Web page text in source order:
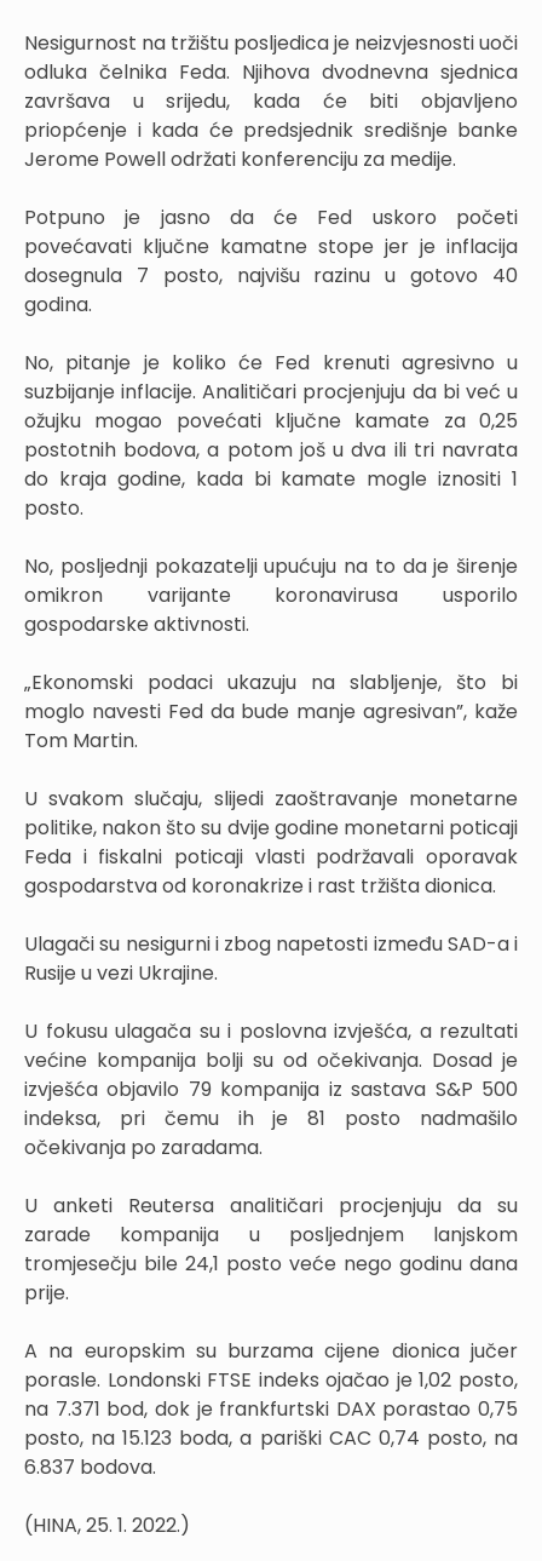
Nesigurnost na tržištu posljedica je neizvjesnosti uoči
odluka čelnika Feda. Njihova dvodnevna sjednica
završava u srijedu, kada će biti objavljeno
priopćenje i kada će predsjednik središnje banke
Jerome Powell održati konferenciju za medije.
Potpuno je jasno da će Fed uskoro početi
povećavati ključne kamatne stope jer je inflacija
dosegnula 7 posto, najvišu razinu u gotovo 40
godina.
No, pitanje je koliko će Fed krenuti agresivno u
suzbijanje inflacije. Analitičari procjenjuju da bi već u
ožujku mogao povećati ključne kamate za 0,25
postotnih bodova, a potom još u dva ili tri navrata
do kraja godine, kada bi kamate mogle iznositi 1
posto.
No, posljednji pokazatelji upućuju na to da je širenje
omikron varijante koronavirusa usporilo
gospodarske aktivnosti.
„Ekonomski podaci ukazuju na slabljenje, što bi
moglo navesti Fed da bude manje agresivan”, kaže
Tom Martin.
U svakom slučaju, slijedi zaoštravanje monetarne
politike, nakon što su dvije godine monetarni poticaji
Feda i fiskalni poticaji vlasti podržavali oporavak
gospodarstva od koronakrize i rast tržišta dionica.
Ulagači su nesigurni i zbog napetosti između SAD-a i
Rusije u vezi Ukrajine.
U fokusu ulagača su i poslovna izvješća, a rezultati
većine kompanija bolji su od očekivanja. Dosad je
izvješća objavilo 79 kompanija iz sastava S&P 500
indeksa, pri čemu ih je 81 posto nadmašilo
očekivanja po zaradama.
U anketi Reutersa analitičari procjenjuju da su
zarade kompanija u posljednjem lanjskom
tromjesečju bile 24,1 posto veće nego godinu dana
prije.
A na europskim su burzama cijene dionica jučer
porasle. Londonski FTSE indeks ojačao je 1,02 posto,
na 7.371 bod, dok je frankfurtski DAX porastao 0,75
posto, na 15.123 boda, a pariški CAC 0,74 posto, na
6.837 bodova.
(HINA, 25. 1. 2022.)